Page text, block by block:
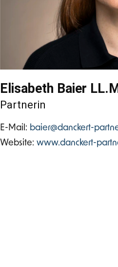
Elisabeth Baier
Partnerin
E-Mail: baier@danckert-
Website: www.danckert-